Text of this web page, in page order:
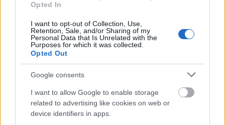
Opted In
I want to opt-out of Collection, Use,
Retention, Sale, and/or Sharing of my
Personal Data that Is Unrelated with the
Purposes for which it was collected.
Opted Out
Google consents
I want to allow Google to enable storage
related to advertising like cookies on web or
device identifiers in apps.
Azon kevesek számára pedig, akik még hírből sem
ismerik a darabot,ITT
musicaljéről, amelyet cseppet sem mellékesen a
némiképp megtévesztő Vadregény címmel a Magyar
Színház is bemutatott a közelmúltban.